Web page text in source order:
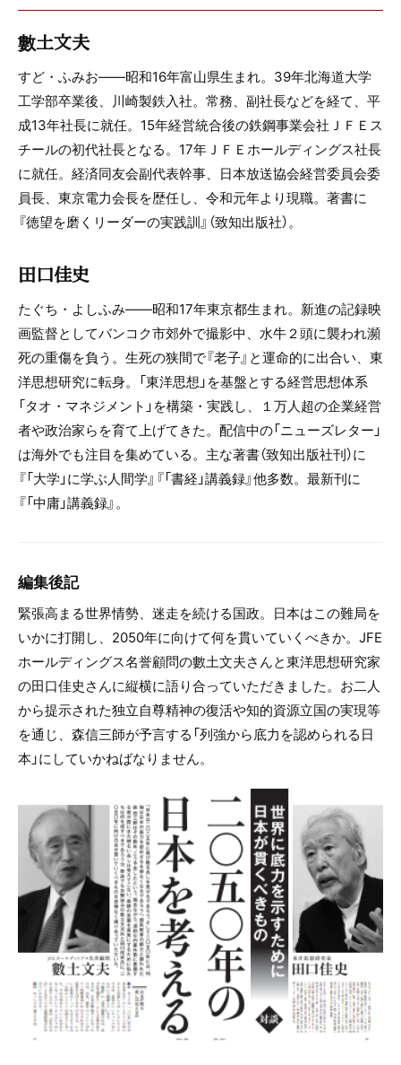
數土文夫
すど・ふみお――昭和16年富山県生まれ。39年北海道大学
工学部卒業後、川崎製鉄入社。常務、副社長などを経て、平
成13年社長に就任。15年経営統合後の鉄鋼事業会社ＪＦＥス
チールの初代社長となる。17年ＪＦＥホールディングス社長
に就任。経済同友会副代表幹事、日本放送協会経営委員会委
員長、東京電力会長を歴任し、令和元年より現職。著書に
『徳望を磨くリーダーの実践訓』（致知出版社）。
田口佳史
たぐち・よしふみ――昭和17年東京都生まれ。新進の記録映
画監督としてバンコク市郊外で撮影中、水牛２頭に襲われ瀕
死の重傷を負う。生死の狭間で『老子』と運命的に出合い、東
洋思想研究に転身。「東洋思想」を基盤とする経営思想体系
「タオ・マネジメント」を構築・実践し、１万人超の企業経営
者や政治家らを育て上げてきた。配信中の「ニューズレター」
は海外でも注目を集めている。主な著書（致知出版社刊）に
『「大学」に学ぶ人間学』『「書経」講義録』他多数。最新刊に
『「中庸」講義録』。
編集後記
緊張高まる世界情勢、迷走を続ける国政。日本はこの難局を
いかに打開し、2050年に向けて何を貫いていくべきか。JFE
ホールディングス名誉顧問の數土文夫さんと東洋思想研究家
の田口佳史さんに縦横に語り合っていただきました。お二人
から提示された独立自尊精神の復活や知的資源立国の実現等
を通じ、森信三師が予言する「列強から底力を認められる日
本」にしていかねばなりません。